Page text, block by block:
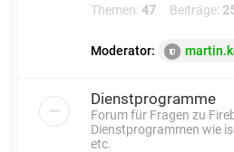
Themen: 47 Beiträge:
Moderator:
Dienstprogramme
Forum für Fragen zu
Dienstprogrammen wie
etc.